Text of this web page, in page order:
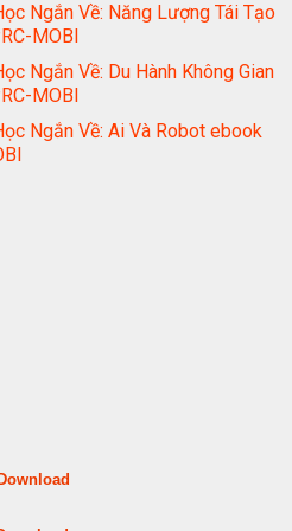
Ngắn Về: Năng Lượng Tái Tạo
MOBI
Ngắn Về: Du Hành Không Gian
MOBI
Ngắn Về: Ai Và Robot ebook
Download